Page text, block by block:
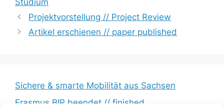
Studium
Projektvorstellung // Project Review
Artikel erschienen // paper published
Sichere & smarte Mobilität aus Sachsen
Erasmus BIP beendet // finished